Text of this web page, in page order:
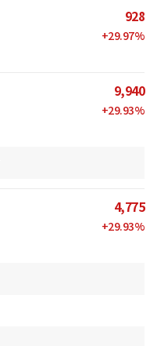
928
+29.97%
9,940
+29.93%
4,775
+29.93%